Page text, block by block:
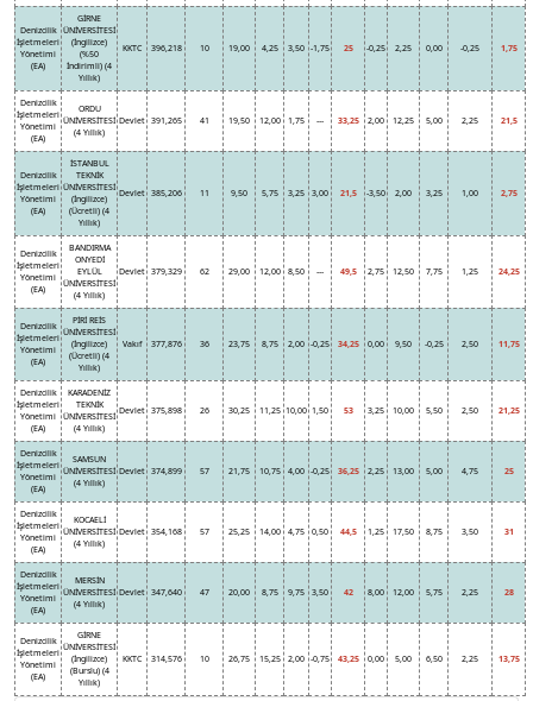
Denizcilik
İşletmeleri
Yönetimi
(EA)
GİRNE
ÜNİVERSİTESİ
(İngilizce)
(%50
İndirimli) (4
Yıllık)
KKTC 396,218 10 19,00 4,25 3,50 -1,75 25 -0,25 2,25 0,00 -0,25 1,75
Denizcilik
İşletmeleri
Yönetimi
(EA)
ORDU
ÜNİVERSİTESİ
(4 Yıllık)
Devlet 391,265 41 19,50 12,00 1,75 --- 33,25 2,00 12,25 5,00 2,25 21,5
Denizcilik
İşletmeleri
Yönetimi
(EA)
İSTANBUL
TEKNİK
ÜNİVERSİTESİ
(İngilizce)
(Ücretli) (4
Yıllık)
Devlet 385,206 11 9,50 5,75 3,25 3,00 21,5 -3,50 2,00 3,25 1,00 2,75
Denizcilik
İşletmeleri
Yönetimi
(EA)
BANDIRMA
ONYEDİ
EYLÜL
ÜNİVERSİTESİ
(4 Yıllık)
Devlet 379,329 62 29,00 12,00 8,50 --- 49,5 2,75 12,50 7,75 1,25 24,25
Denizcilik
İşletmeleri
Yönetimi
(EA)
PİRİ REİS
ÜNİVERSİTESİ
(İngilizce)
(Ücretli) (4
Yıllık)
Vakıf 377,876 36 23,75 8,75 2,00 -0,25 34,25 0,00 9,50 -0,25 2,50 11,75
Denizcilik
İşletmeleri
Yönetimi
(EA)
KARADENİZ
TEKNİK
ÜNİVERSİTESİ
(4 Yıllık)
Devlet 375,898 26 30,25 11,25 10,00 1,50 53 3,25 10,00 5,50 2,50 21,25
Denizcilik
İşletmeleri
Yönetimi
(EA)
SAMSUN
ÜNİVERSİTESİ
(4 Yıllık)
Devlet 374,899 57 21,75 10,75 4,00 -0,25 36,25 2,25 13,00 5,00 4,75 25
Denizcilik
İşletmeleri
Yönetimi
(EA)
KOCAELİ
ÜNİVERSİTESİ
(4 Yıllık)
Devlet 354,168 57 25,25 14,00 4,75 0,50 44,5 1,25 17,50 8,75 3,50 31
Denizcilik
İşletmeleri
Yönetimi
(EA)
MERSİN
ÜNİVERSİTESİ
(4 Yıllık)
Devlet 347,640 47 20,00 8,75 9,75 3,50 42 8,00 12,00 5,75 2,25 28
Denizcilik
İşletmeleri
Yönetimi
(EA)
GİRNE
ÜNİVERSİTESİ
(İngilizce)
(Burslu) (4
Yıllık)
KKTC 314,576 10 26,75 15,25 2,00 -0,75 43,25 0,00 5,00 6,50 2,25 13,75